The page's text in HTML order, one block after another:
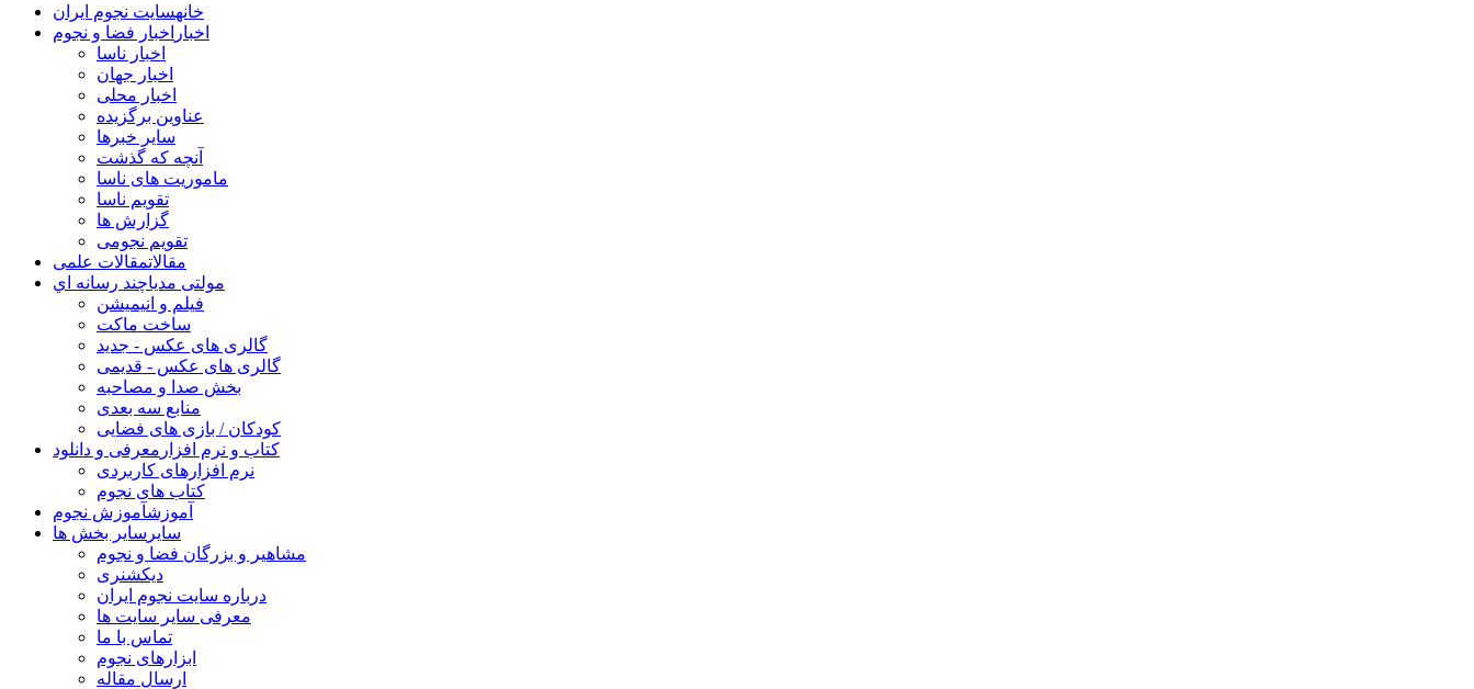
خانهسایت نجوم ایران
اخبار اخبار فضا و نجوم
اخبار ناسا
اخبار جهان
اخبار محلی
عناوین برگزیده
سایر خبرها
آنچه که گذشت
ماموریت های ناسا
تقویم ناسا
گزارش ها
تقویم نجومی
مقالاتمقالات علمی
مولتی مدیاچند رسانه اي
فیلم و انیمیشن
ساخت ماکت
گالری های عکس - جدید
گالری های عکس - قدیمی
بخش صدا و مصاحبه
منابع سه بعدی
کودکان / بازی های فضایی
کتاب و نرم افزار معرفی و دانلود
نرم افزارهای کاربردی
کتاب های نجوم
آموزشآموزش نجوم
سایر سایر بخش ها
مشاهیر و بزرگان فضا و نجوم
دیکشنری
درباره سایت نجوم ایران
معرفی سایر سایت ها
تماس با ما
ابزارهای نجوم
ارسال مقاله